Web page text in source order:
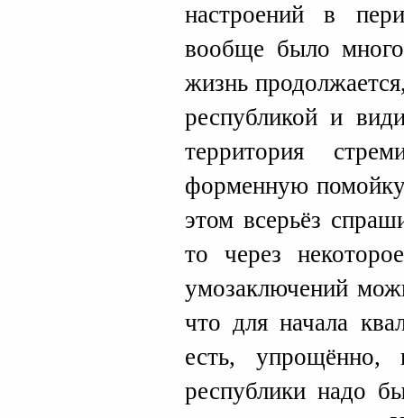
настроений в
вообще было
жизнь
республикой и
территория
форменную
этом всерьёз
то через
умозаключений
что для начала
есть,
республики надо